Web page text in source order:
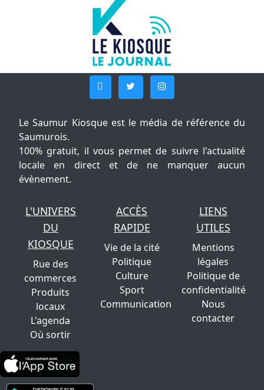
Le Saumur Kiosque est le média de référence du
Saumurois.
100% gratuit, il vous permet de suivre l'actualité
locale en direct et de ne manquer aucun
évènement.
L'UNIVERS
DU
KIOSQUE
Rue des
commerces
Produits
locaux
L'agenda
Où sortir
ACCÈS
RAPIDE
Vie de la cité
Politique
Culture
Sport
Communication
LIENS
UTILES
Mentions
légales
Politique de
confidentialité
Nous
contacter